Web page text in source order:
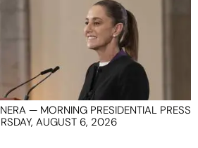
— MORNING PRESIDENTIAL PRESS
AUGUST 6, 2026